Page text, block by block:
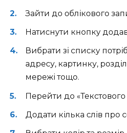
Зайти до облікового
Натиснути кнопку
Вибрати зі списку
адресу, картинку,
мережі тощо.
Перейти до «Текстового
Додати кілька слів про